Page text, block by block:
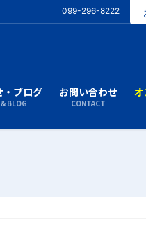
099-296-8222
・ブログ
BLOG
お問い合わせ
CONTACT